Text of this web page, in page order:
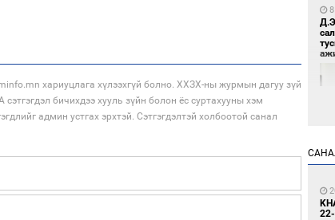
хариуцлага хүлээхгүй болно. ХХЗХ-ны журмын дагуу зүй
сэтгэгдэл бичихдээ хууль зүйн болон ёс суртахууны хэм
админ устгах эрхтэй. Сэтгэгдэлтэй холбоотой санал
Үс